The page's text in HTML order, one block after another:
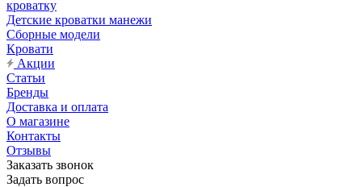
кроватку
Детские кроватки манежи
Сборные модели
Кровати
Акции
Статьи
Бренды
Доставка и оплата
О магазине
Контакты
Отзывы
Заказать звонок
Задать вопрос